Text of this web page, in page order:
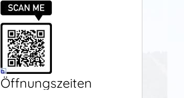
Öffnungszeiten